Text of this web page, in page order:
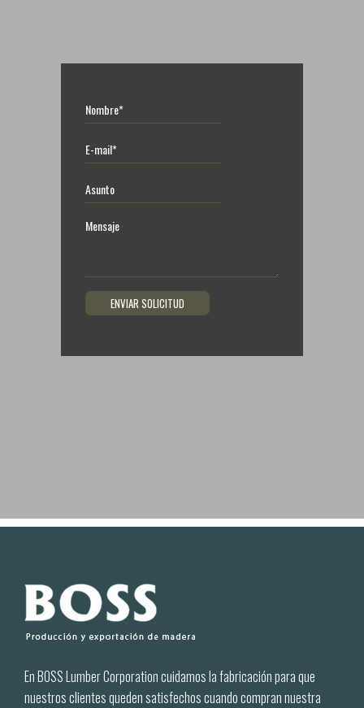
En BOSS Lumber Corporation cuidamos la fabricación para que
nuestros clientes queden satisfechos cuando compran nuestra